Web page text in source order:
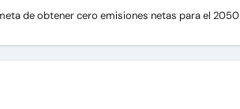
de obtener cero emisiones netas para el 2050